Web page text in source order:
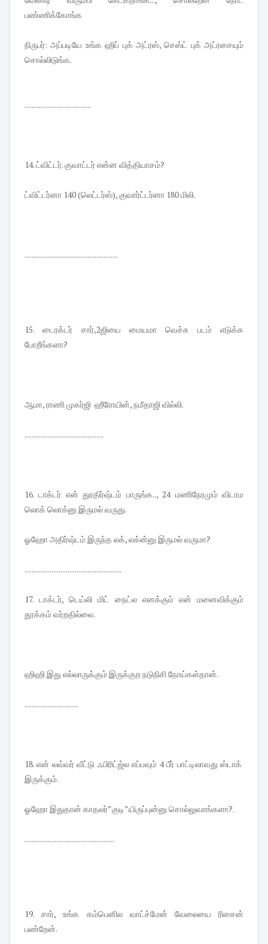
பண்ணிக்கோங்க
நிருபர்: அப்படியே உங்க ஹிப் புக் அட்ரஸ், செஸ்ட் புக் அட்ரசையும்
சொல்லிடுங்க.
.....................................
14. ட்விட்டர். குவாட்டர் என்ன வித்தியாசம்?
ட்விட்டர்னா 140 (லெட்டர்ஸ்), குவார்ட்டர்னா 180 மிலி.
....................................................
15. டைரக்டர் சார்,2ஜியை மையமா வெச்சு படம் எடுக்க
போறீங்களா?
ஆமா, ராணி முகர்ஜி ஹீரோயின், நமீதாஜி வில்லி.
............................................
16. டாக்டர் என் துரதிர்ஷ்டம் பாருங்க.., 24 மணிநேரமும் விடாம
லொக் லொக்னு இருமல் வருது.
ஓஹோ அதிர்ஷ்டம் இருந்த லக், லக்ன்னு இருமல் வருமா?
......................................................
17. டாக்டர், டெய்லி மிட் நைட்ல எனக்கும் என் மனைவிக்கும்
தூக்கம் வர்றதில்லை.
ஹிஹி இது எல்லாருக்கும் இருக்குற நடுநிசி நோய்கள்தான்.
..............................
18. என் லவ்வர் வீட்டு ஃபிரிட்ஜ்ல எப்பவும் 4 பீர் பாட்டிலாவது ஸ்டாக்
இருக்கும்.
ஓஹோ இதுதான் காதலர்”குடி”யிருப்புன்னு சொல்லுவாங்களா?.
..................................................
19. சார், உங்க கம்பெனில வாட்ச்மேன் வேலையை ரிசைன்
பண்றேன்.